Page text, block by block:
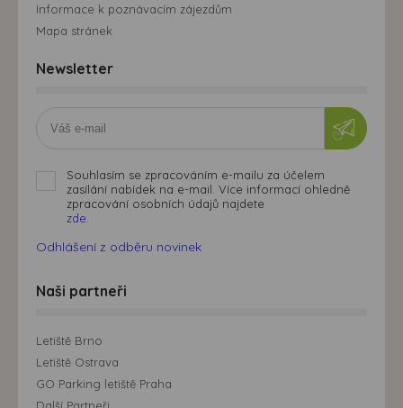
Informace k poznávacím zájezdům
Mapa stránek
Newsletter
Souhlasím se zpracováním e-mailu za účelem
zasílání nabídek na e-mail. Více informací ohledně
zpracování osobních údajů najdete
zde.
Odhlášení z odběru novinek
Naši partneři
Letiště Brno
Letiště Ostrava
GO Parking letiště Praha
Další Partneři